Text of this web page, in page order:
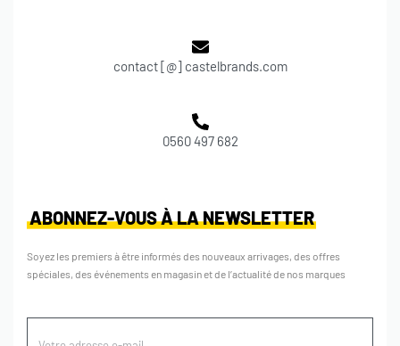
contact [@] castelbrands.com
0560 497 682
ABONNEZ-VOUS À LA NEWSLETTER
Soyez les premiers à être informés des nouveaux arrivages, des offres
spéciales, des événements en magasin et de l’actualité de nos marques